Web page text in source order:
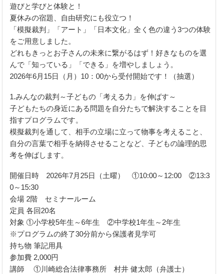
遊びと学びと体験と！
夏休みの宿題、自由研究にも役立つ！
「模擬裁判」「アート」「日本文化」全く色の違う3つの体験
をご用意しました。
どれもきっとお子さんの未来に繋がるはず！好きなものを選
んで「知っている」「できる」を増やしましょう。
2026年6月15日（月）10：00から受付開始です！（抽選）
1.みんなの裁判～子どもの「考える力」を伸ばす～
子どもたちの身近にある問題を自分たちで解決することを目
指すプログラムです。
模擬裁判を通して、相手の立場に立って物事を考えること、
自分の言葉で相手を納得させることなど、子どもの論理的思
考を伸ばします。
開催日時 2026年7月25日（土曜） ①10:00～12:00 ②13:3
0～15:30
会場 2階 セミナールーム
定員 各回20名
対象 ①小学校5年生～6年生 ②中学校1年生～2年生
※プログラムの終了30分前から保護者見学可
持ち物 筆記用具
参加費 2,000円
講師 ①川崎総合法律事務所 村井 健太郎（弁護士）